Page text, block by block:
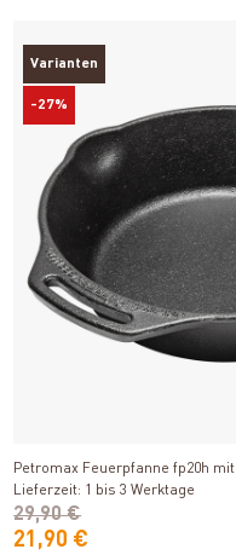
Varianten
-27%
Petromax Feuerpfanne fp20h
Lieferzeit: 1 bis 3 Werktage
21,90 €
29,90 €